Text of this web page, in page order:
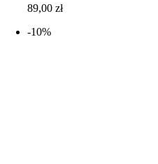
89,00zł
-10%